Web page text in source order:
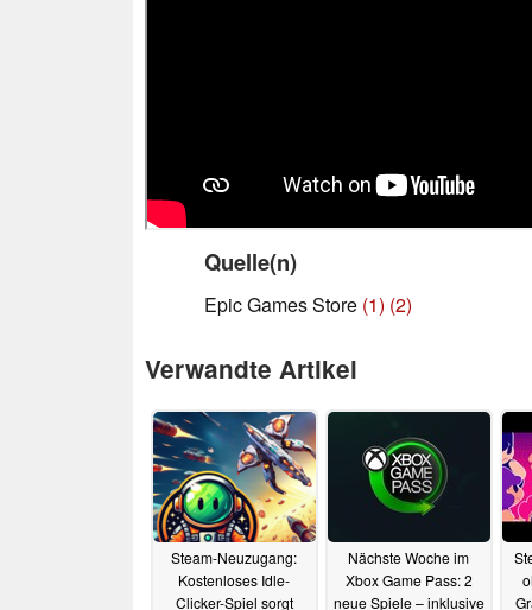
Quelle(n)
Epic Games Store (1) (2)
Verwandte Artikel
Steam-Neuzugang:
Kostenloses Idle-
Clicker-Spiel sorgt
Nächste Woche im
Xbox Game Pass: 2
neue Spiele – inklusive